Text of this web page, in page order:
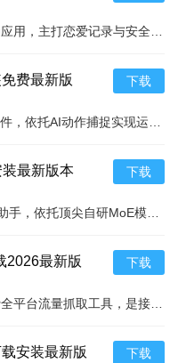
营地周边低级野兽，探
效;
、遗迹边缘刷新稀有资
火把;沙漠探索备防暑草药;
防止疲劳满值浪费当日收
支线，每日参与随机空
费最新版
下载
最新版本
下载
2026最新版
下载
安装最新版 下载